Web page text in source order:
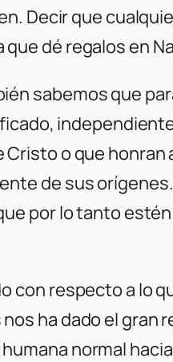
Decir que
dé regalos en
sabemos que
o que honran
de sus
por lo tanto
respecto a lo
ha dado el
normal